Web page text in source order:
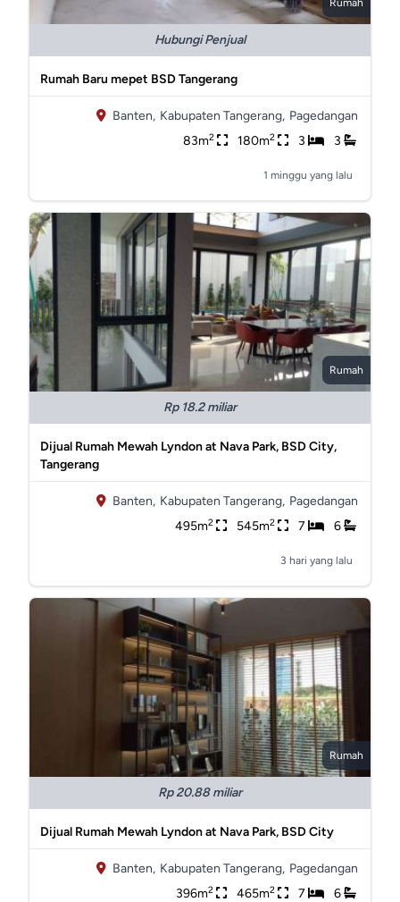
Rumah
Hubungi Penjual
Rumah Baru mepet BSD Tangerang
Banten, Kabupaten Tangerang, Pagedangan
83m2 180m2 3 3
1 minggu yang lalu
Rumah
Rp 18.2 miliar
Dijual Rumah Mewah Lyndon at Nava Park, BSD City,
Tangerang
Banten, Kabupaten Tangerang, Pagedangan
495m2 545m2 7 6
3 hari yang lalu
Rumah
Rp 20.88 miliar
Dijual Rumah Mewah Lyndon at Nava Park, BSD City
Banten, Kabupaten Tangerang, Pagedangan
396m2 465m2 7 6